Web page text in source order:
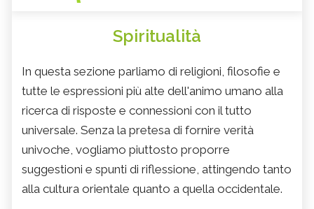
Spiritualità
In questa sezione parliamo di religioni, filosofie e
tutte le espressioni più alte dell'animo umano alla
ricerca di risposte e connessioni con il tutto
universale. Senza la pretesa di fornire verità
univoche, vogliamo piuttosto proporre
suggestioni e spunti di riflessione, attingendo tanto
alla cultura orientale quanto a quella occidentale.